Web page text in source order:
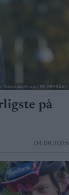
Johan Axelsson / BILDBYRÅN /
på
04.08.2026